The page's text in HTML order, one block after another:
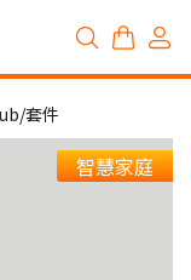
套件
智慧家庭